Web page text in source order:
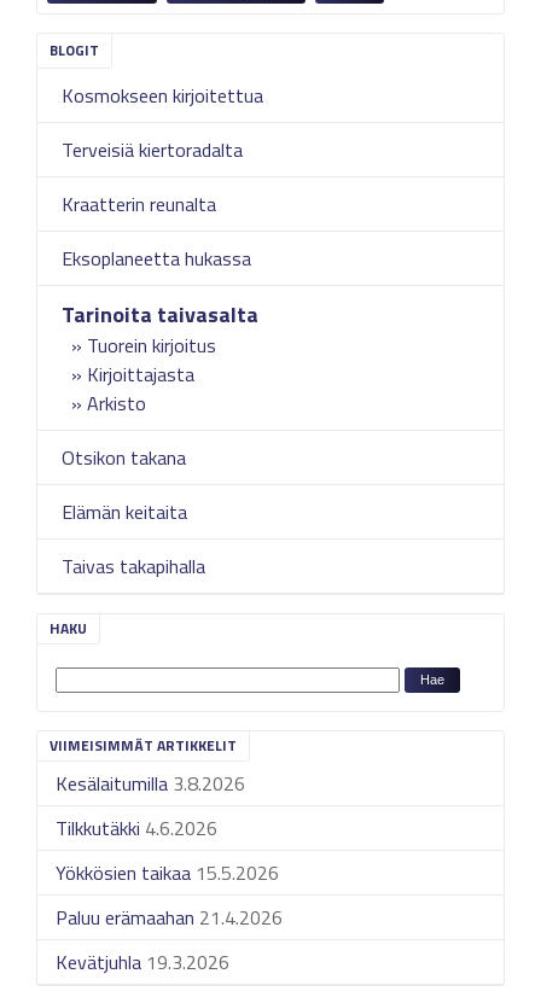
Kosmokseen kirjoitettua
Terveisiä kiertoradalta
Kraatterin reunalta
Eksoplaneetta hukassa
Tarinoita taivasalta
Tuorein kirjoitus
Kirjoittajasta
Arkisto
Otsikon takana
Elämän keitaita
Taivas takapihalla
HAKU
VIIMEISIMMÄT ARTIKKELIT
Kesälaitumilla 3.8.2026
Tilkkutäkki 4.6.2026
Yökkösien taikaa 15.5.2026
Paluu erämaahan 21.4.2026
Kevätjuhla 19.3.2026